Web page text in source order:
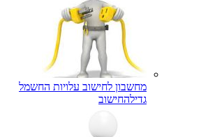
מחשבון לחישוב עלויות החשמל
גדילהחישוב